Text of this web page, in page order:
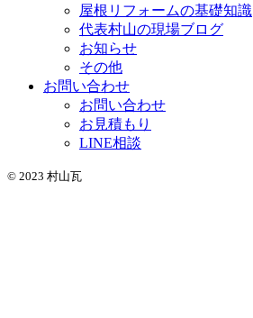
屋根リフォームの基礎知識
代表村山の現場ブログ
お知らせ
その他
お問い合わせ
お問い合わせ
お見積もり
LINE相談
© 2023 村山瓦